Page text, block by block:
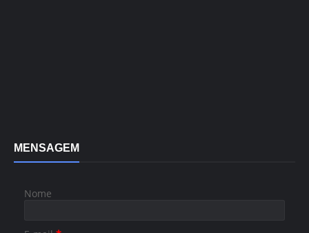
MENSAGEM
Nome